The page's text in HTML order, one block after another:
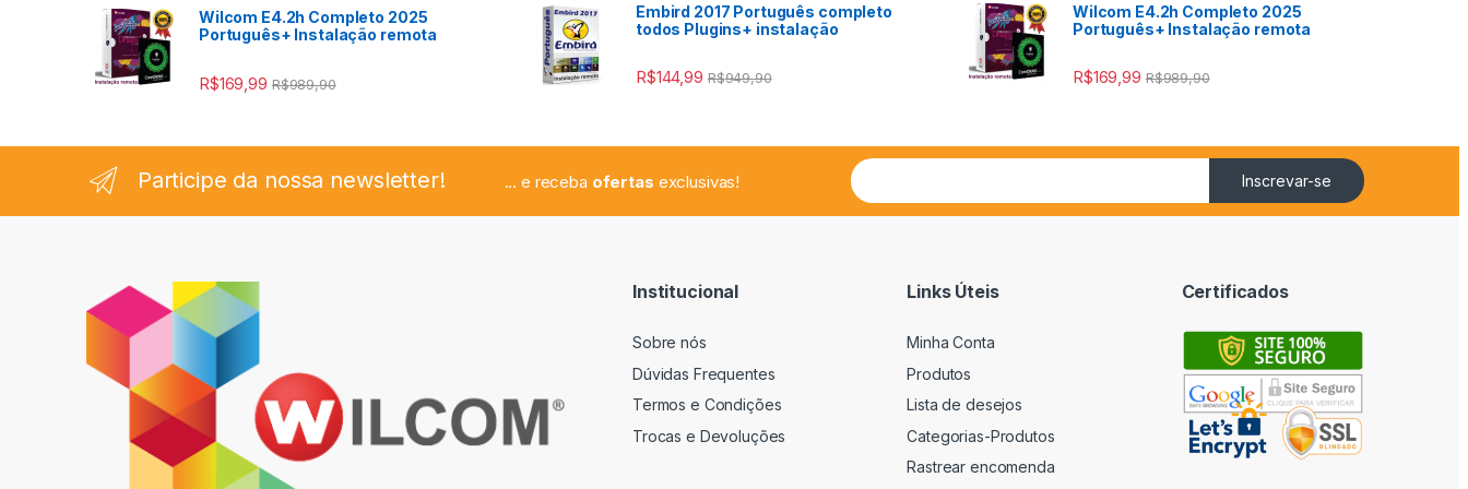
Wilcom E4.2h Completo 2025
Português+ Instalação remota
R$169,99 R$989,90
Embird 2017 Português completo
todos Plugins+ instalação
R$144,99 R$949,90
Wilcom E4.2h Completo 2025
Português+ Instalação remota
R$169,99 R$989,90
Participe da nossa newsletter! ... e receba ofertas exclusivas! Inscrevar-se
Institucional
Sobre nós
Dúvidas Frequentes
Termos e Condições
Trocas e Devoluções
Links Úteis
Minha Conta
Produtos
Lista de desejos
Categorias-Produtos
Rastrear encomenda
Certificados